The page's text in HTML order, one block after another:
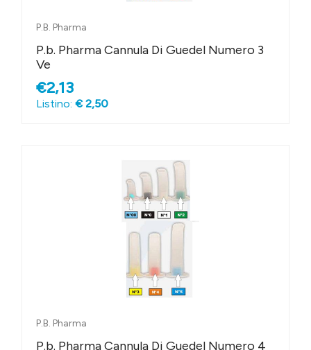
P.B. Pharma
P.b. Pharma Cannula Di Guedel Numero 3
Ve
€2,13
Listino: € 2,50
P.B. Pharma
P.b. Pharma Cannula Di Guedel Numero 4